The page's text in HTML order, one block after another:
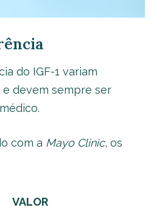
do IGF-1 variam
e devem sempre ser
com a Mayo Clinic, os
VALOR